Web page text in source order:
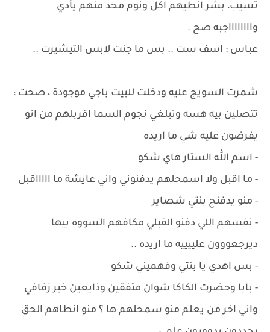
تسيب، بشر انطيهم اكل ونوم محد منهم يأدي
وااااااااجبه صح .
عباس : اسف ست .. بس ما جنت لابس التيشيرت ..
شمرت السويج عليه ودخلت للبيت باجي موجودة ، صحت :
تتصلين بيه هسه وتبلغي نجوم السما اقربلهم من انو
يفرضون عليه شي ما اريده
- اسم الله الستار هاي شكو
- ما اقبل ولا اسمحلهم يدفنوني واني عايشة ما اااااقبل
- منو يدفنج بنتي شصاير
- نفسهم اللي دفنو القبلي مكافهم السووه بيها
ديرجعووون علييييه ما اريده ..
- بس اهدي يا بنتي وفهميني شكو
- بابا وحضرت الكاكا شوان متفقين وذايعين خبر زفافي
واني اخر من يعلم منو سمحلهم ها ؟ منو انطاهم الحق